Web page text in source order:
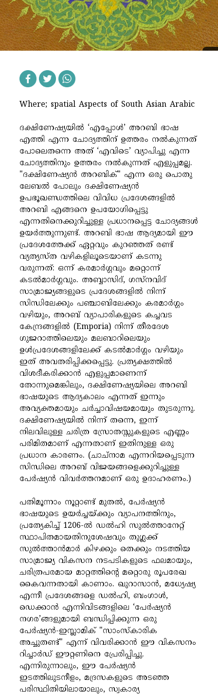
»Qur'anic Studies
»Tafsir Literature
»Modernism
»Art
»Islam
»Malayalam
»Muslim
Podcasts
»Author Talk
»Concise Intros
HOME ARTICLES PODCASTS
FICTIONS
KATIB ARABIC
ABOUT
Where; spatial Aspects of South Asian Arabic
ദക്ഷിണേഷ്യയിൽ ‘എപ്പോൾ’ അറബി ഭാഷ
എത്തി എന്ന ചോദ്യത്തിന് ഉത്തരം നൽകുന്നത്
പോലെതന്നെ അത് ‘എവിടെ’ വ്യാപിച്ചു എന്ന
ചോദ്യത്തിനും ഉത്തരം നൽകുന്നത് എളുപ്പമല്ല.
"ദക്ഷിണേഷ്യൻ അറബിക്" എന്ന ഒരു പൊതു
ലേബൽ പോലും ദക്ഷിണേഷ്യൻ
ഉപഭൂഖണ്ഡത്തിലെ വിവിധ പ്രദേശങ്ങളിൽ
അറബി എങ്ങനെ ഉപയോഗിപ്പെട്ടു
എന്നതിനെക്കുറിച്ചുള്ള പ്രധാനപ്പെട്ട ചോദ്യങ്ങൾ
ഉയർത്തുന്നുണ്ട്. അറബി ഭാഷ ആദ്യമായി ഈ
പ്രദേശത്തേക്ക് ഏറ്റവും കുറഞ്ഞത് രണ്ട്
വ്യത്യസ്ത വഴികളിലൂടെയാണ് കടന്നു
വരുന്നത്: ഒന്ന് കരമാർഗ്ഗവും മറ്റൊന്ന്
കടൽമാർഗ്ഗവും. അബ്ബാസിദ്, ഗസ്നവിദ്
സാമ്രാജ്യങ്ങളുടെ പ്രദേശങ്ങളിൽ നിന്ന്
സിന്ധിലേക്കും പഞ്ചാബിലേക്കും കരമാർഗ്ഗം
വഴിയും, അറബ് വ്യാപാരികളുടെ കച്ചവട
കേന്ദ്രങ്ങളിൽ (Emporia) നിന്ന് തീരദേശ
ഗുജറാത്തിലെയും മലബാറിലെയും
ഉൾപ്രദേശങ്ങളിലേക്ക് കടൽമാർഗ്ഗം വഴിയും
ഇത് അവതരിപ്പിക്കപ്പെട്ടു. പ്രത്യക്ഷത്തിൽ
വിശദീകരിക്കാൻ എളുപ്പമാണെന്ന്
തോന്നുമെങ്കിലും, ദക്ഷിണേഷ്യയിലെ അറബി
ഭാഷയുടെ ആദ്യകാലം എന്നത് ഇന്നും
അവ്യക്തമായും ചർച്ചാവിഷയമായും തുടരുന്നു.
ദക്ഷിണേഷ്യയിൽ നിന്ന് തന്നെ, ഇന്ന്
നിലവിലുള്ള ചരിത്ര സ്രോതസ്സുകളുടെ എണ്ണം
പരിമിതമാണ് എന്നതാണ് ഇതിനുള്ള ഒരു
പ്രധാന കാരണം. (ചാച്‌നാമ എന്നറിയപ്പെടുന്ന
സിന്ധിലെ അറബ് വിജയങ്ങളെക്കുറിച്ചുള്ള
പേർഷ്യൻ വിവർത്തനമാണ് ഒരു ഉദാഹരണം.)
പതിമൂന്നാം നൂറ്റാണ്ട് മുതൽ, പേർഷ്യൻ
ഭാഷയുടെ ഉയർച്ചയ്ക്കും വ്യാപനത്തിനും,
പ്രത്യേകിച്ച് 1206-ൽ ഡൽഹി സുൽത്താനേറ്റ്
സ്ഥാപിതമായതിനുശേഷവും തുഗ്ലക്ക്
സുൽത്താൻമാർ കിഴക്കും തെക്കും നടത്തിയ
സാമ്രാജ്യ വികസന നടപടികളുടെ ഫലമായും,
ചരിത്രപരമായ മാറ്റത്തിന്റെ മറ്റൊരു രൂപരേഖ
കൈവന്നതായി കാണാം. ഖുറാസാൻ, മധ്യേഷ്യ
എന്നീ പ്രദേശങ്ങളെ ഡൽഹി, ബംഗാൾ,
ഡെക്കാൻ എന്നിവിടങ്ങളിലെ ‘പേർഷ്യൻ
നഗര’ങ്ങളുമായി ബന്ധിപ്പിക്കുന്ന ഒരു
പേർഷ്യൻ-ഇസ്ലാമിക് "സാംസ്കാരിക
അച്ചുതണ്ട്" എന്ന് വിവരിക്കാൻ ഈ വികസനം
റിച്ചാർഡ് ഈറ്റണിനെ പ്രേരിപ്പിച്ചു.
എന്നിരുന്നാലും, ഈ പേർഷ്യൻ
ഇടത്തിലുടനീളം, മദ്രസകളുടെ അടഞ്ഞ
പരിസ്ഥിതിയിലായാലും, സ്വകാര്യ